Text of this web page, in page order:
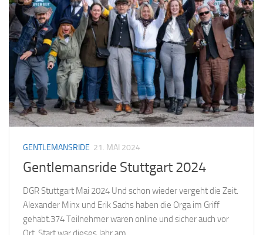
GENTLEMANSRIDE 21. MAI 2024
Gentlemansride Stuttgart 2024
DGR Stuttgart Mai 2024 Und schon wieder vergeht die Zeit.
Alexander Minx und Erik Sachs haben die Orga im Griff
gehabt.374 Teilnehmer waren online und sicher auch vor